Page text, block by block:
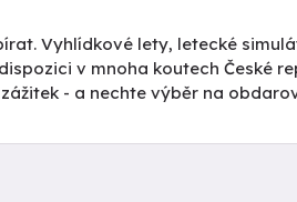
Vyhlídkové lety, letecké
v mnoha koutech České
- a nechte výběr na